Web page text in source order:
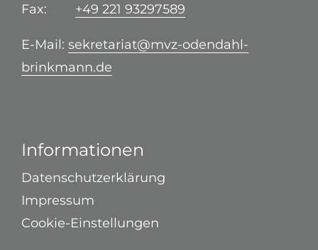
Fax: +49 221 93297589
E-Mail: sekretariat@mvz-odendahl-
brinkmann.de
Informationen
Datenschutzerklärung
Impressum
Cookie-Einstellungen